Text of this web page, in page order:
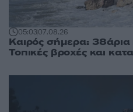
05:0307.08.26
Καιρός σήμερα: 38άρια
Τοπικές βροχές και